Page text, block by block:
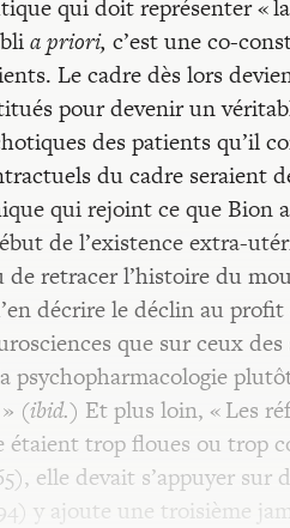
qui doit représenter «
a priori, c’est une co-
Le cadre dès lors
pour devenir un
des patients qu’il
du cadre seraient
qui rejoint ce que Bion
de l’existence extra-
de retracer l’histoire du
décrire le déclin au
que sur ceux
psychopharmacologie
(ibid.) Et plus loin, « Les
trop floues ou trop
elle devait s’appuyer
y ajoute une troisième